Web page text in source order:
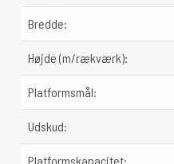
Bredde:
Højde (m/rækværk):
Platformsmål:
Udskud:
Platformskapacitet: